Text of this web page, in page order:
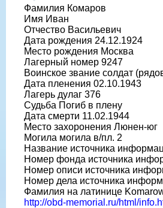
Фамилия Комаров
Имя Иван
Отчество Васильевич
Дата рождения 24.12.1924
Место рождения Москва
Лагерный номер 9247
Воинское звание солдат
Дата пленения 02.10.1943
Лагерь дулаг 376
Судьба Погиб в плену
Дата смерти 11.02.1944
Место захоронения Люнен-юг
Могила могила в/пл. 2
Название источника
Номер фонда источника
Номер описи источника
Номер дела источника
Фамилия на латинице
http://obd-memorial.ru/html/